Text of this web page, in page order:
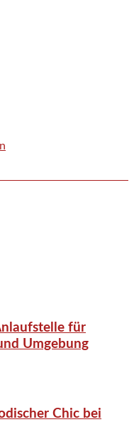
für
Umgebung
Chic bei